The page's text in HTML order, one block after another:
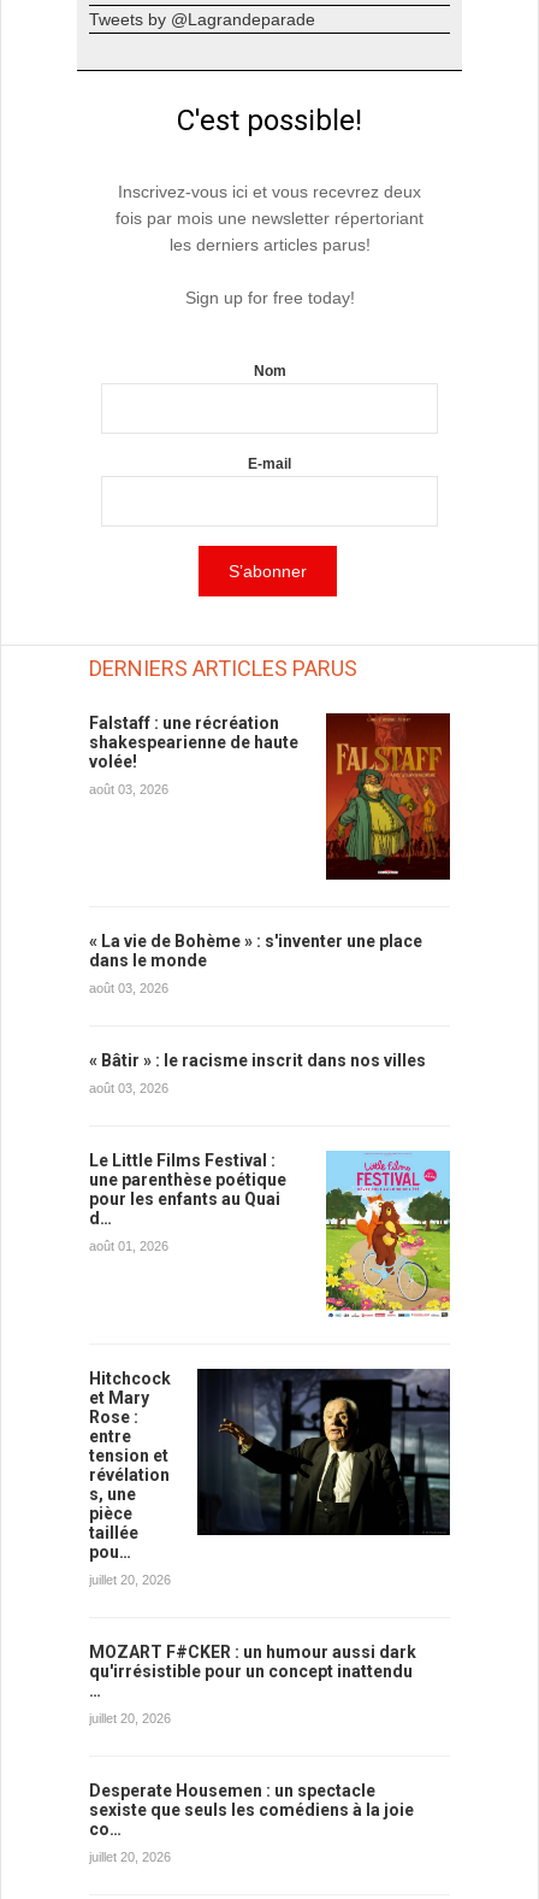
Tweets by @Lagrandeparade
C'est possible!
Inscrivez-vous ici et vous recevrez deux
fois par mois une newsletter répertoriant
les derniers articles parus!
Sign up for free today!
Nom
E-mail
DERNIERS ARTICLES PARUS
Falstaff : une récréation
shakespearienne de haute
volée!
août 03, 2026
« La vie de Bohème » : s'inventer une place
dans le monde
août 03, 2026
« Bâtir » : le racisme inscrit dans nos villes
août 03, 2026
Le Little Films Festival :
une parenthèse poétique
pour les enfants au Quai
d…
août 01, 2026
Hitchcock
et Mary
Rose :
entre
tension et
révélation
s, une
pièce
taillée
pou…
juillet 20, 2026
MOZART F#CKER : un humour aussi dark
qu'irrésistible pour un concept inattendu
…
juillet 20, 2026
Desperate Housemen : un spectacle
sexiste que seuls les comédiens à la joie
co…
juillet 20, 2026